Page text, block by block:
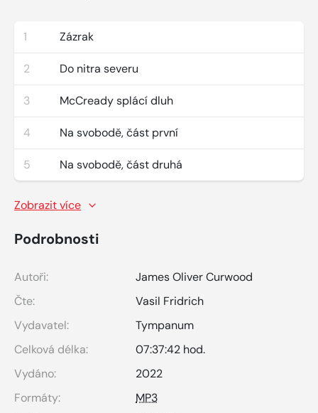
1 Zázrak
2 Do nitra severu
3 McCready splácí dluh
4 Na svobodě, část první
5 Na svobodě, část druhá
Zobrazit více
Podrobnosti
Autoři:
James Oliver Curwood
Čte:
Vasil Fridrich
Vydavatel:
Tympanum
Celková délka:
07:37:42 hod.
Vydáno:
2022
Formáty:
MP3